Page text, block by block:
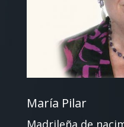
María Pilar
Madrileña de